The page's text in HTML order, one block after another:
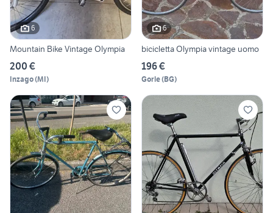
6
Mountain Bike Vintage Olympia
200 €
Inzago(MI)
6
bicicletta Olympia vintage uomo
196 €
Gorle(BG)